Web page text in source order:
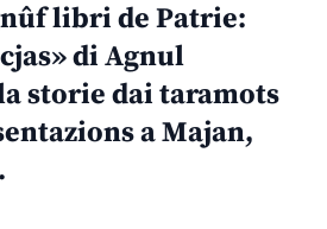
libri de Patrie:
di Agnul
storie dai taramots
a Majan,